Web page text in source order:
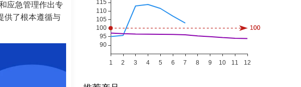
应急管理作出专
供了根本遵循与